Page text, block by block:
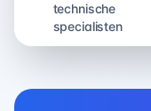
technische
specialisten